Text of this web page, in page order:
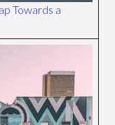
Towards a